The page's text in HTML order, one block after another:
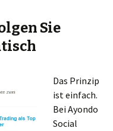
Sie
Das Prinzip
ist einfach.
Bei Ayondo
Social